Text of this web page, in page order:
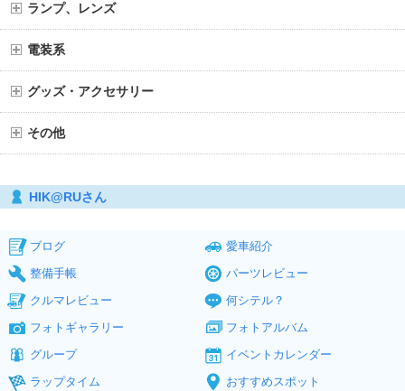
ランプ、レンズ
電装系
グッズ・アクセサリー
その他
HIK@RUさん
ブログ
愛車紹介
整備手帳
パーツレビュー
クルマレビュー
何シテル？
フォトギャラリー
フォトアルバム
グループ
イベントカレンダー
ラップタイム
おすすめスポット